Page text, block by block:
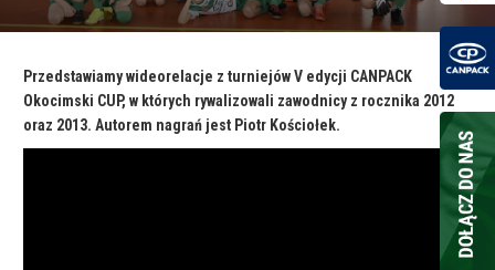
Przedstawiamy wideorelacje z turniejów V edycji CANPACK
Okocimski CUP, w których rywalizowali zawodnicy z rocznika 2012
oraz 2013. Autorem nagrań jest Piotr Kościołek.